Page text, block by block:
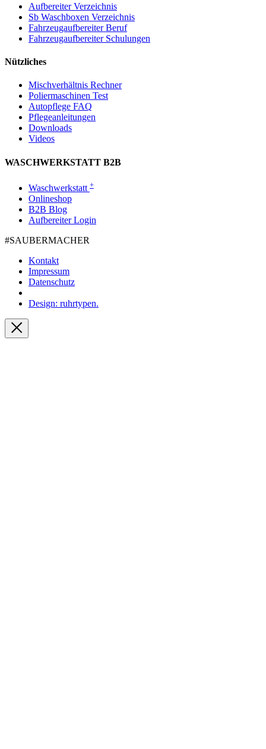
Aufbereiter Verzeichnis
Sb Waschboxen Verzeichnis
Fahrzeugaufbereiter Beruf
Fahrzeugaufbereiter Schulungen
Nützliches
Mischverhältnis Rechner
Poliermaschinen Test
Autopflege FAQ
Pflegeanleitungen
Downloads
Videos
WASCHWERKSTATT B2B
Waschwerkstatt +
Onlineshop
B2B Blog
Aufbereiter Login
#SAUBER­MACHER
Kontakt
Impressum
Datenschutz
Design: ruhrtypen.